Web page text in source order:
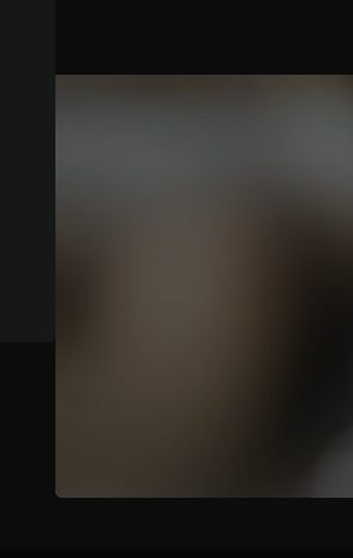
PAN-BUNET:
Riporre in abbattitore
mettere lo zucchero, i
Abbattere. Recuperare i
ancora tiepida, ma non